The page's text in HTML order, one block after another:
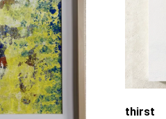
thirst